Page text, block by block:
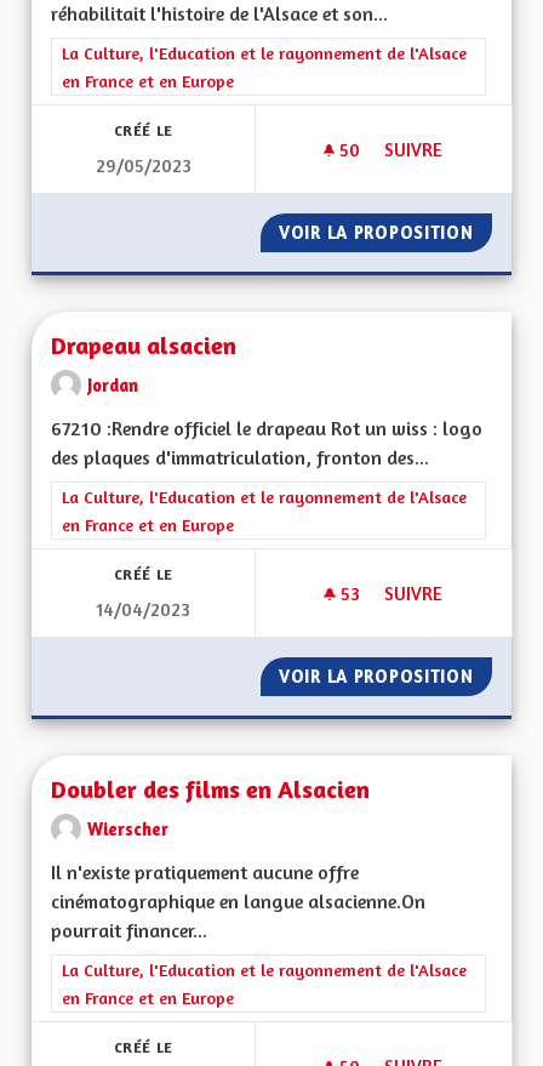
réhabilitait l'histoire de l'Alsace et son...
Filtrer les résultats de la catégorie : La Culture, l'Education et
La Culture, l'Education et le rayonnement de l'Alsace
en France et en Europe
CRÉÉ LE
29/05/2023
50 50 ABONNÉS
SUIVRE
VOIR LA PROPOSITION
Drapeau alsacien
Jordan
67210 :Rendre officiel le drapeau Rot un wiss : logo
des plaques d'immatriculation, fronton des...
Filtrer les résultats de la catégorie : La Culture, l'Education et
La Culture, l'Education et le rayonnement de l'Alsace
en France et en Europe
CRÉÉ LE
14/04/2023
53 53 ABONNÉS
SUIVRE
VOIR LA PROPOSITION
Doubler des films en Alsacien
Wierscher
Il n'existe pratiquement aucune offre
cinématographique en langue alsacienne.On
pourrait financer...
Filtrer les résultats de la catégorie : La Culture, l'Education et
La Culture, l'Education et le rayonnement de l'Alsace
en France et en Europe
CRÉÉ LE